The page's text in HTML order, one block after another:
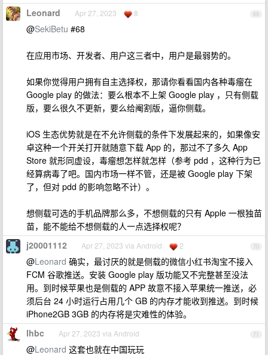
69
Leonard Apr 27, 2023 8
@SekiBetu #68
在应用市场、开发者、用户这三者中，用户是最弱势的。
如果你觉得用户拥有自主选择权，那请你看看国内各种毒瘤在
Google play 的做法：要么根本不上架 Google play ，只有侧载
版，要么很久不更新，要么给阉割版，逼你侧载。
iOS 生态优势就是在不允许侧载的条件下发展起来的，如果像安
卓这种一个开关打开就随意下载 App 的，那过不了多久 App
Store 就形同虚设，毒瘤想怎样就怎样（参考 pdd ，这种行为已
经算病毒了吧。国内市场一样不管，还是被 Google play 下架
了，但对 pdd 的影响忽略不计）。
想侧载可选的手机品牌那么多，不想侧载的只有 Apple 一根独苗
苗，能不能给不想侧载的人一点选择权呢？
70
j20001112 Apr 27, 2023 via Android 2
@Leonard 确实，最讨厌的就是侧载的微信小红书淘宝不接入
FCM 谷歌推送。安装 Google play 版功能又不完整甚至没法
用。到时候苹果也是侧载的 APP 故意不接入苹果统一推送，必
须后台 24 小时运行占用几个 GB 的内存才能收到推送。到时候
iPhone2GB 3GB 的内存将是灾难性的体验。
71
lhbc Apr 27, 2023 via Android
@Leonard 这套也就在中国玩玩